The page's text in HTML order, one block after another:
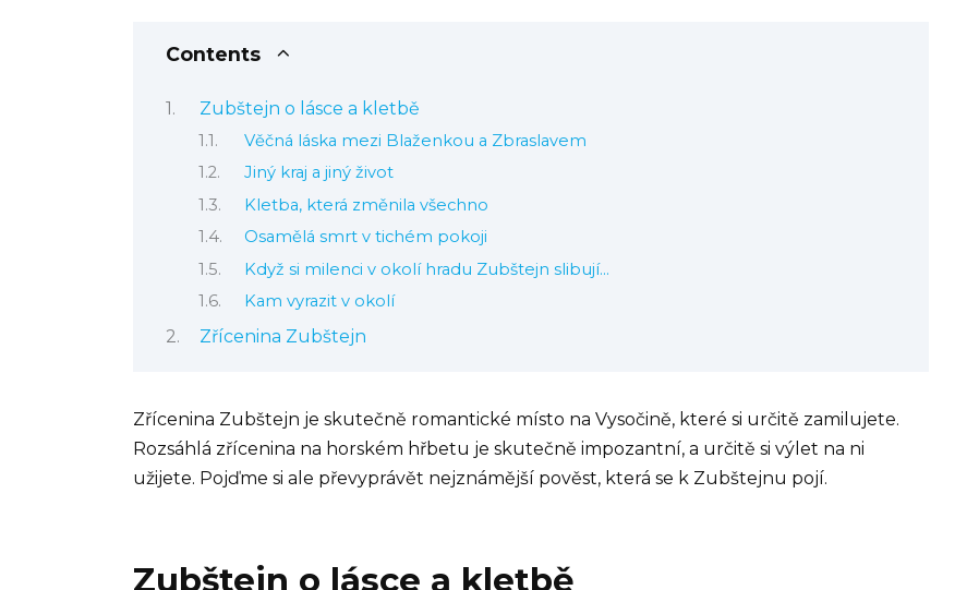
Contents
Zubštejn o lásce a kletbě
Věčná láska mezi Blaženkou a Zbraslavem
Jiný kraj a jiný život
Kletba, která změnila všechno
Osamělá smrt v tichém pokoji
Když si milenci v okolí hradu Zubštejn slibují…
Kam vyrazit v okolí
Zřícenina Zubštejn
Zřícenina Zubštejn je skutečně romantické místo na Vysočině, které si určitě zamilujete.
Rozsáhlá zřícenina na horském hřbetu je skutečně impozantní, a určitě si výlet na ni
užijete. Pojďme si ale převyprávět nejznámější pověst, která se k Zubštejnu pojí.
Zubštejn o lásce a kletbě